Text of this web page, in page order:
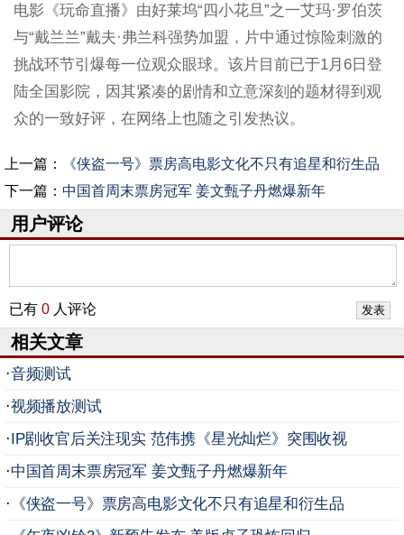
电影《玩命直播》由好莱坞“四小花旦”之一艾玛·罗伯茨
与“戴兰兰”戴夫·弗兰科强势加盟，片中通过惊险刺激的
挑战环节引爆每一位观众眼球。该片目前已于1月6日登
陆全国影院，因其紧凑的剧情和立意深刻的题材得到观
众的一致好评，在网络上也随之引发热议。
上一篇：
《侠盗一号》票房高电影文化不只有追星和衍生品
下一篇： 中国首周末票房冠军 姜文甄子丹燃爆新年
用户评论
已有 0 人评论
相关文章
·音频测试
·视频播放测试
·IP剧收官后关注现实 范伟携《星光灿烂》突围收视
·中国首周末票房冠军 姜文甄子丹燃爆新年
· 《侠盗一号》票房高电影文化不只有追星和衍生品